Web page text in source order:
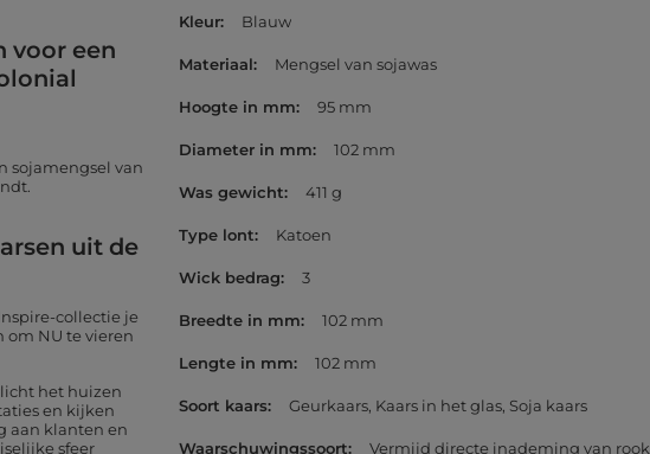
voor een
sojamengsel van
uit de
collectie je
om NU te vieren
het huizen
en kijken
aan klanten en
sfeer
Kleur Blauw
Materiaal Mengsel van sojawas
Hoogte in mm 95 mm
Diameter in mm 102 mm
Was gewicht 411 g
Type lont Katoen
Wick bedrag 3
Breedte in mm 102 mm
Lengte in mm 102 mm
Soort kaars Geurkaars Kaars in het glas Soja kaars
Waarschuwingssoort
Vermijd directe inademing van rook